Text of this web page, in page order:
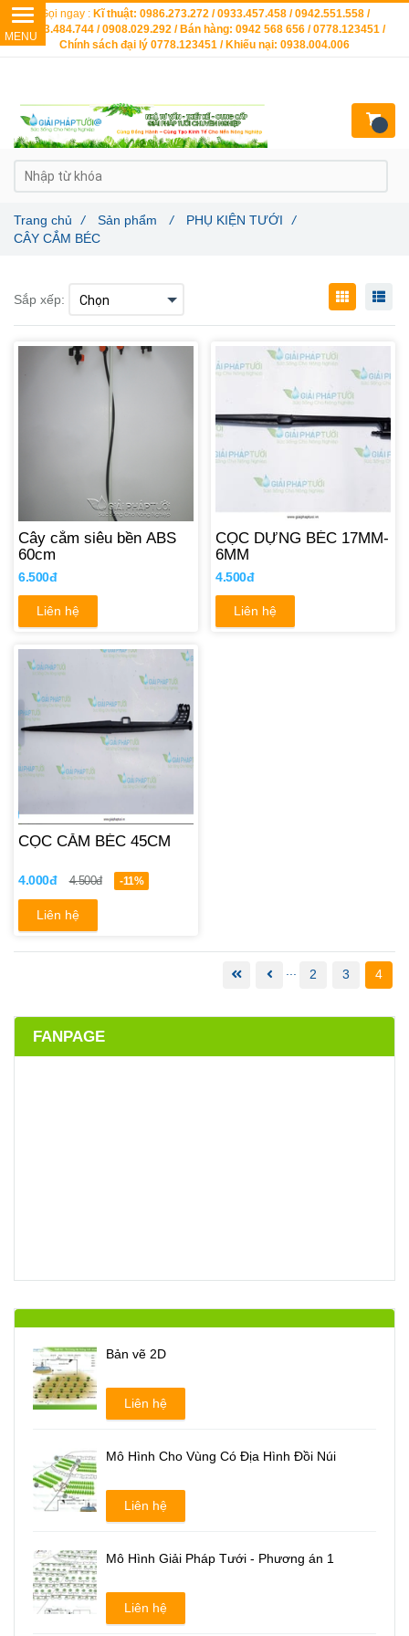
Sắp xếp:
Cây cắm siêu bền ABS
60cm
6.500đ
Liên hệ
CỌC DỰNG BÉC 17MM-
6MM
4.500đ
Liên hệ
CỌC CẮM BÉC 45CM
4.000đ 4.500đ -11%
Liên hệ
2 3 4
FANPAGE
Bản vẽ 2D
Liên hệ
Mô Hình Cho Vùng Có Địa Hình Đồi Núi
Liên hệ
Mô Hình Giải Pháp Tưới - Phương án 1
Liên hệ
Trang chủ / Sản phẩm / PHỤ KIỆN TƯỚI
/
CÂY CẮM BÉC
Gọi ngay : Kĩ thuật: 0986.273.272 / 0933.457.458 / 0942.551.558 /
0903.484.744 / 0908.029.292 / Bán hàng: 0942 568 656 / 0778.123451 /
Chính sách đại lý 0778.123451 / Khiếu nại: 0938.004.006